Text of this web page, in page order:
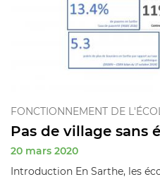
FONCTIONNEMENT DE
Pas de village sans
20 mars 2020
Introduction En Sarthe, les